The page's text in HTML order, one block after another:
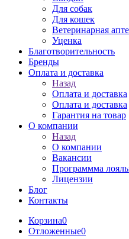
Для собак
Для кошек
Ветеринарная
Уценка
Благотворительность
Бренды
Оплата и доставка
Назад
Оплата и доставка
Оплата и доставка
Гарантия на товар
О компании
Назад
О компании
Вакансии
Программма
Лицензии
Блог
Контакты
Корзина0
Отложенные0